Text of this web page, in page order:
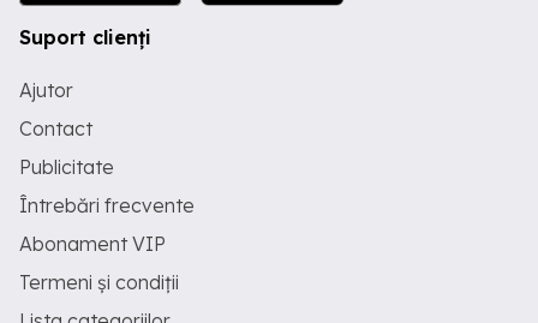
Suport clienți
Ajutor
Contact
Publicitate
Întrebări frecvente
Abonament VIP
Termeni și condiții